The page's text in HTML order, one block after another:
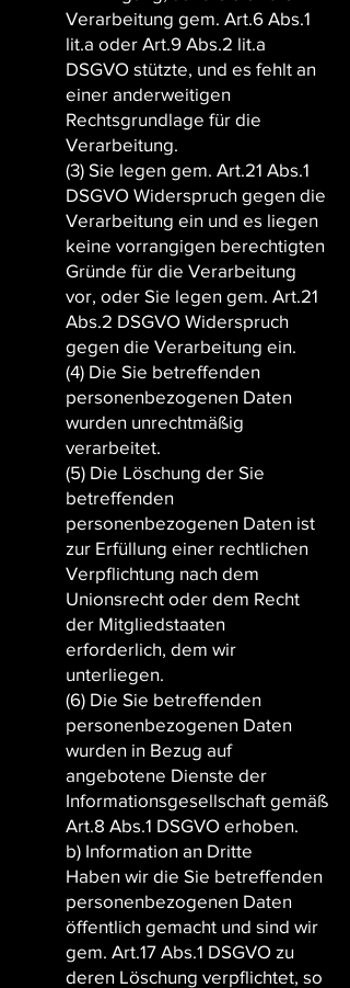
Verarbeitung gem. Art.6 Abs.1
lit.a oder Art.9 Abs.2 lit.a
DSGVO stützte, und es fehlt an
einer anderweitigen
Rechtsgrundlage für die
Verarbeitung.
(3) Sie legen gem. Art.21 Abs.1
DSGVO Widerspruch gegen die
Verarbeitung ein und es liegen
keine vorrangigen berechtigten
Gründe für die Verarbeitung
vor, oder Sie legen gem. Art.21
Abs.2 DSGVO Widerspruch
gegen die Verarbeitung ein.
(4) Die Sie betreffenden
personenbezogenen Daten
wurden unrechtmäßig
verarbeitet.
(5) Die Löschung der Sie
betreffenden
personenbezogenen Daten ist
zur Erfüllung einer rechtlichen
Verpflichtung nach dem
Unionsrecht oder dem Recht
der Mitgliedstaaten
erforderlich, dem wir
unterliegen.
(6) Die Sie betreffenden
personenbezogenen Daten
wurden in Bezug auf
angebotene Dienste der
Informationsgesellschaft gemäß
Art.8 Abs.1 DSGVO erhoben.
b) Information an Dritte
Haben wir die Sie betreffenden
personenbezogenen Daten
öffentlich gemacht und sind wir
gem. Art.17 Abs.1 DSGVO zu
deren Löschung verpflichtet, so